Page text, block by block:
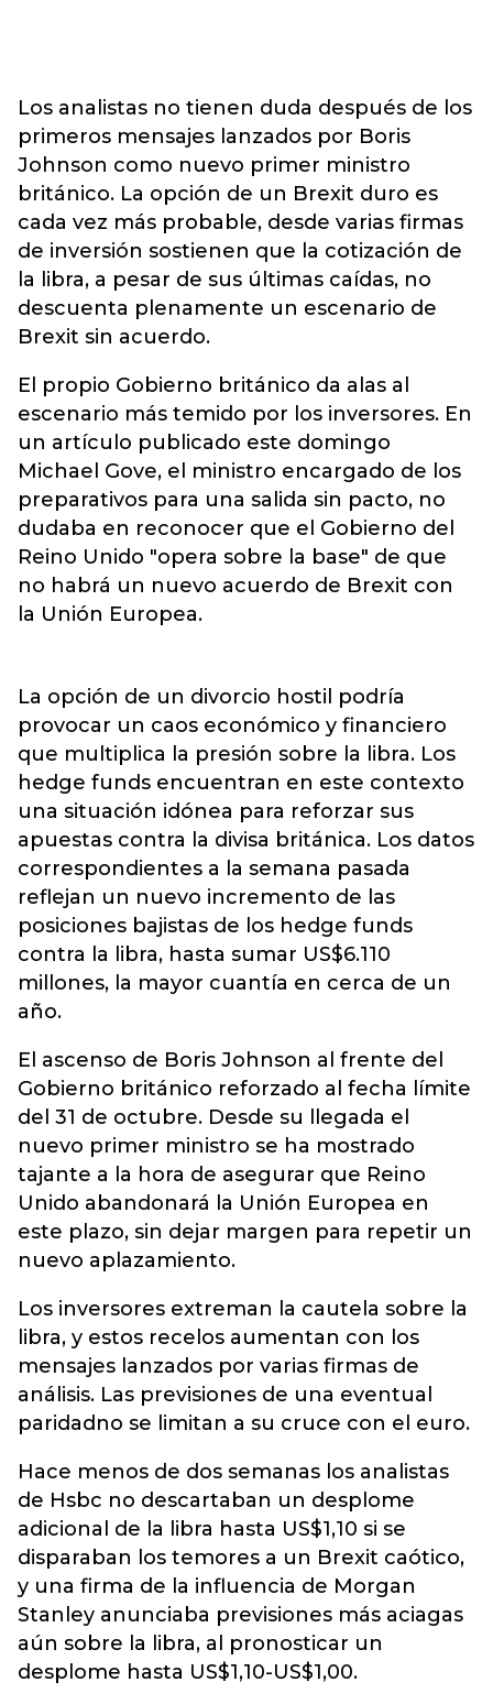
Los analistas no tienen duda después de los
primeros mensajes lanzados por Boris
Johnson como nuevo primer ministro
británico. La opción de un Brexit duro es
cada vez más probable, desde varias firmas
de inversión sostienen que la cotización de
la libra, a pesar de sus últimas caídas, no
descuenta plenamente un escenario de
Brexit sin acuerdo.
El propio Gobierno británico da alas al
escenario más temido por los inversores. En
un artículo publicado este domingo
Michael Gove, el ministro encargado de los
preparativos para una salida sin pacto, no
dudaba en reconocer que el Gobierno del
Reino Unido "opera sobre la base" de que
no habrá un nuevo acuerdo de Brexit con
la Unión Europea.
La opción de un divorcio hostil podría
provocar un caos económico y financiero
que multiplica la presión sobre la libra. Los
hedge funds encuentran en este contexto
una situación idónea para reforzar sus
apuestas contra la divisa británica. Los datos
correspondientes a la semana pasada
reflejan un nuevo incremento de las
posiciones bajistas de los hedge funds
contra la libra, hasta sumar US$6.110
millones, la mayor cuantía en cerca de un
año.
El ascenso de Boris Johnson al frente del
Gobierno británico reforzado al fecha límite
del 31 de octubre. Desde su llegada el
nuevo primer ministro se ha mostrado
tajante a la hora de asegurar que Reino
Unido abandonará la Unión Europea en
este plazo, sin dejar margen para repetir un
nuevo aplazamiento.
Los inversores extreman la cautela sobre la
libra, y estos recelos aumentan con los
mensajes lanzados por varias firmas de
análisis. Las previsiones de una eventual
paridadno se limitan a su cruce con el euro.
Hace menos de dos semanas los analistas
de Hsbc no descartaban un desplome
adicional de la libra hasta US$1,10 si se
disparaban los temores a un Brexit caótico,
y una firma de la influencia de Morgan
Stanley anunciaba previsiones más aciagas
aún sobre la libra, al pronosticar un
desplome hasta US$1,10-US$1,00.